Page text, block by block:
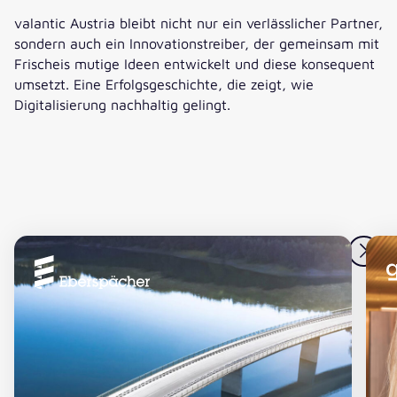
valantic Austria bleibt nicht nur ein verlässlicher Partner,
sondern auch ein Innovationstreiber, der gemeinsam mit
Frischeis mutige Ideen entwickelt und diese konsequent
umsetzt. Eine Erfolgsgeschichte, die zeigt, wie
Digitalisierung nachhaltig gelingt.
Marketing
”valantic Austria ist seit vielen Jahren unser
verlässlicher Partner in der digitalen
Weiterentwicklung. Besonders schätzen wir das
tiefe Verständnis für unsere Anforderungen von J.
u. A. Frischeis sowie die hohe Flexibilität,
maßgeschneiderte Lösungen für verschiedene
Eberspächer